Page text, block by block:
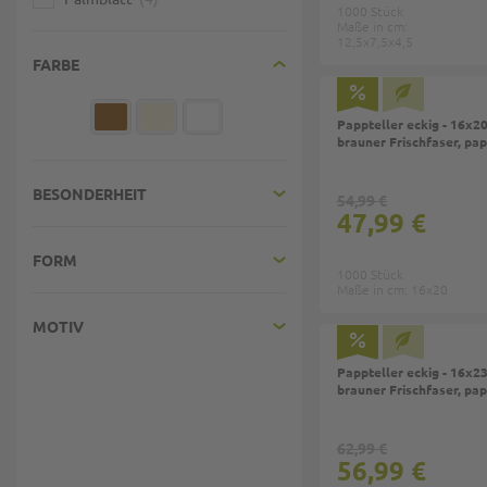
FARBE
BESONDERHEIT
FORM
MOTIV
Pappteller eckig -
brauner Frischfaser,
47,99 €
54,99 €
Pappteller eckig -
brauner Frischfaser,
56,99 €
62,99 €